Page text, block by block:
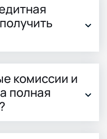
комиссии и
полная